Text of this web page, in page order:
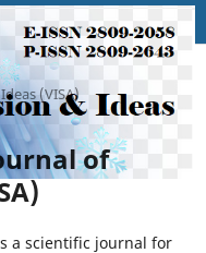
(VISA)
of
a scientific journal for